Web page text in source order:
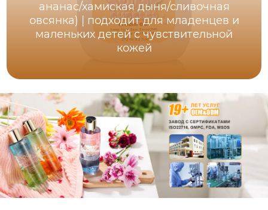
ананас/хамиская дыня/сливочная
овсянка) | подходит для младенцев и
маленьких детей с чувствительной
кожей